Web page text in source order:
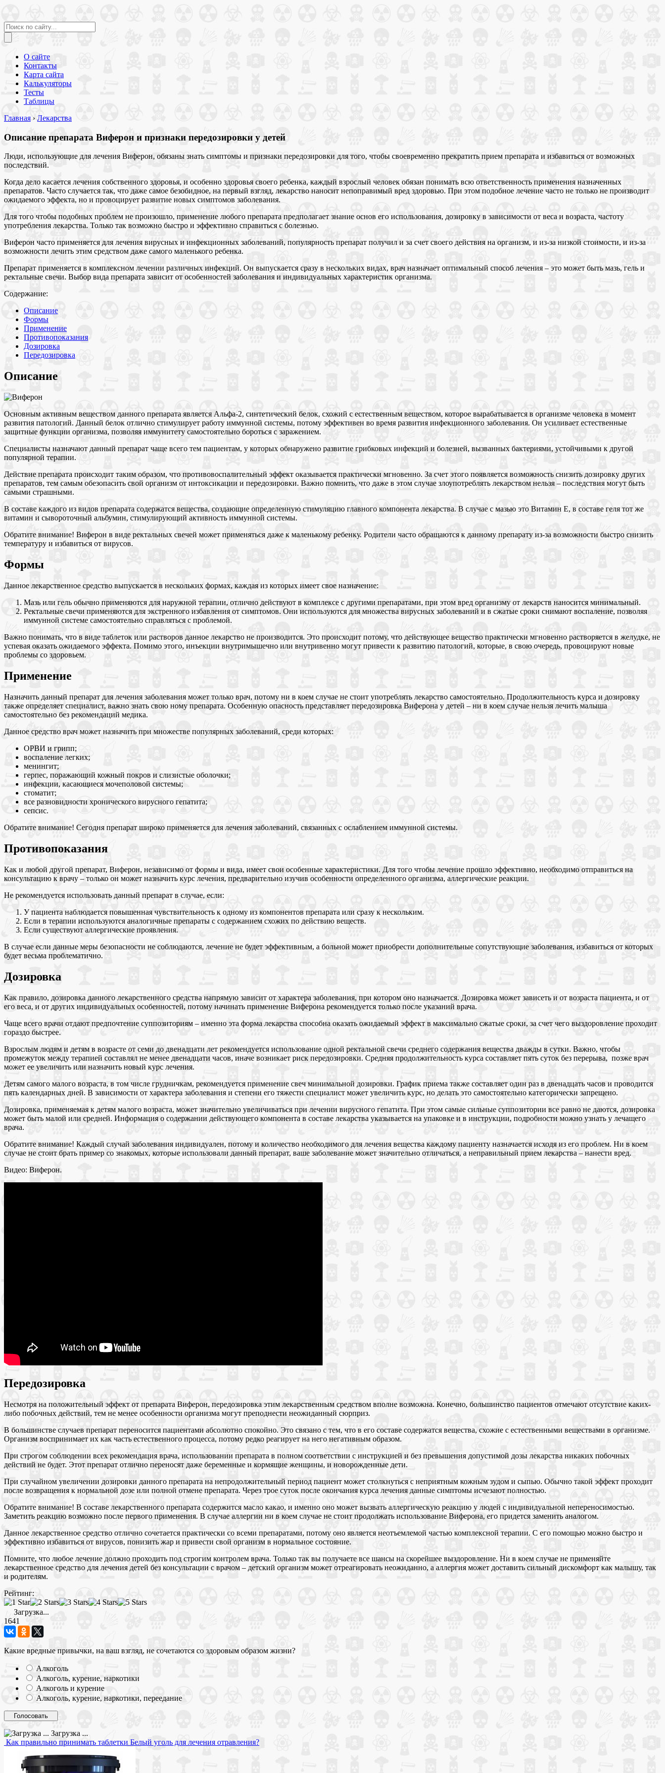
О сайте
Контакты
Карта сайта
Калькуляторы
Тесты
Таблицы
Главная › Лекарства
Описание препарата Виферон и признаки передозировки у детей
Люди, использующие для лечения Виферон, обязаны знать симптомы и признаки передозировки для того, чтобы своевременно прекратить прием препарата и избавиться от возможных
последствий.
Когда дело касается лечения собственного здоровья, и особенно здоровья своего ребенка, каждый взрослый человек обязан понимать всю ответственность применения назначенных
препаратов. Часто случается так, что даже самое безобидное, на первый взгляд, лекарство наносит непоправимый вред здоровью. При этом подобное лечение часто не только не производит
ожидаемого эффекта, но и провоцирует развитие новых симптомов заболевания.
Для того чтобы подобных проблем не произошло, применение любого препарата предполагает знание основ его использования, дозировку в зависимости от веса и возраста, частоту
употребления лекарства. Только так возможно быстро и эффективно справиться с болезнью.
Виферон часто применяется для лечения вирусных и инфекционных заболеваний, популярность препарат получил и за счет своего действия на организм, и из-за низкой стоимости, и из-за
возможности лечить этим средством даже самого маленького ребенка.
Препарат применяется в комплексном лечении различных инфекций. Он выпускается сразу в нескольких видах, врач назначает оптимальный способ лечения – это может быть мазь, гель и
ректальные свечи. Выбор вида препарата зависит от особенностей заболевания и индивидуальных характеристик организма.
Содержание:
Описание
Формы
Применение
Противопоказания
Дозировка
Передозировка
Описание
Основным активным веществом данного препарата является Альфа-2, синтетический белок, схожий с естественным веществом, которое вырабатывается в организме человека в момент
развития патологий. Данный белок отлично стимулирует работу иммунной системы, потому эффективен во время развития инфекционного заболевания. Он усиливает естественные
защитные функции организма, позволяя иммунитету самостоятельно бороться с заражением.
Специалисты назначают данный препарат чаще всего тем пациентам, у которых обнаружено развитие грибковых инфекций и болезней, вызванных бактериями, устойчивыми к другой
популярной терапии.
Действие препарата происходит таким образом, что противовоспалительный эффект оказывается практически мгновенно. За счет этого появляется возможность снизить дозировку других
препаратов, тем самым обезопасить свой организм от интоксикации и передозировки. Важно помнить, что даже в этом случае злоупотреблять лекарством нельзя – последствия могут быть
самыми страшными.
В составе каждого из видов препарата содержатся вещества, создающие определенную стимуляцию главного компонента лекарства. В случае с мазью это Витамин Е, в составе геля тот же
витамин и сывороточный альбумин, стимулирующий активность иммунной системы.
Обратите внимание! Виферон в виде ректальных свечей может применяться даже к маленькому ребенку. Родители часто обращаются к данному препарату из-за возможности быстро снизить
температуру и избавиться от вирусов.
Формы
Данное лекарственное средство выпускается в нескольких формах, каждая из которых имеет свое назначение:
Мазь или гель обычно применяются для наружной терапии, отлично действуют в комплексе с другими препаратами, при этом вред организму от лекарств наносится минимальный.
Ректальные свечи применяются для экстренного избавления от симптомов. Они используются для множества вирусных заболеваний и в сжатые сроки снимают воспаление, позволяя
иммунной системе самостоятельно справляться с проблемой.
Важно понимать, что в виде таблеток или растворов данное лекарство не производится. Это происходит потому, что действующее вещество практически мгновенно растворяется в желудке, не
успевая оказать ожидаемого эффекта. Помимо этого, инъекции внутримышечно или внутривенно могут привести к развитию патологий, которые, в свою очередь, провоцируют новые
проблемы со здоровьем.
Применение
Назначить данный препарат для лечения заболевания может только врач, потому ни в коем случае не стоит употреблять лекарство самостоятельно. Продолжительность курса и дозировку
также определяет специалист, важно знать свою ному препарата. Особенную опасность представляет передозировка Виферона у детей – ни в коем случае нельзя лечить малыша
самостоятельно без рекомендаций медика.
Данное средство врач может назначить при множестве популярных заболеваний, среди которых:
ОРВИ и грипп;
воспаление легких;
менингит;
герпес, поражающий кожный покров и слизистые оболочки;
инфекции, касающиеся мочеполовой системы;
стоматит;
все разновидности хронического вирусного гепатита;
сепсис.
Обратите внимание! Сегодня препарат широко применяется для лечения заболеваний, связанных с ослаблением иммунной системы.
Противопоказания
Как и любой другой препарат, Виферон, независимо от формы и вида, имеет свои особенные характеристики. Для того чтобы лечение прошло эффективно, необходимо отправиться на
консультацию к врачу – только он может назначить курс лечения, предварительно изучив особенности определенного организма, аллергические реакции.
Не рекомендуется использовать данный препарат в случае, если:
У пациента наблюдается повышенная чувствительность к одному из компонентов препарата или сразу к нескольким.
Если в терапии используются аналогичные препараты с содержанием схожих по действию веществ.
Если существуют аллергические проявления.
В случае если данные меры безопасности не соблюдаются, лечение не будет эффективным, а больной может приобрести дополнительные сопутствующие заболевания, избавиться от которых
будет весьма проблематично.
Дозировка
Как правило, дозировка данного лекарственного средства напрямую зависит от характера заболевания, при котором оно назначается. Дозировка может зависеть и от возраста пациента, и от
его веса, и от других индивидуальных особенностей, потому начинать применение Виферона рекомендуется только после указаний врача.
Чаще всего врачи отдают предпочтение суппозиториям – именно эта форма лекарства способна оказать ожидаемый эффект в максимально сжатые сроки, за счет чего выздоровление проходит
гораздо быстрее.
Взрослым людям и детям в возрасте от семи до двенадцати лет рекомендуется использование одной ректальной свечи среднего содержания вещества дважды в сутки. Важно, чтобы
промежуток между терапией составлял не менее двенадцати часов, иначе возникает риск передозировки. Средняя продолжительность курса составляет пять суток без перерыва, позже врач
может ее увеличить или назначить новый курс лечения.
Детям самого малого возраста, в том числе грудничкам, рекомендуется применение свеч минимальной дозировки. График приема также составляет один раз в двенадцать часов и проводится
пять календарных дней. В зависимости от характера заболевания и степени его тяжести специалист может увеличить курс, но делать это самостоятельно категорически запрещено.
Дозировка, применяемая к детям малого возраста, может значительно увеличиваться при лечении вирусного гепатита. При этом самые сильные суппозитории все равно не даются, дозировка
может быть малой или средней. Информация о содержании действующего компонента в составе лекарства указывается на упаковке и в инструкции, подробности можно узнать у лечащего
врача.
Обратите внимание! Каждый случай заболевания индивидуален, потому и количество необходимого для лечения вещества каждому пациенту назначается исходя из его проблем. Ни в коем
случае не стоит брать пример со знакомых, которые использовали данный препарат, ваше заболевание может значительно отличаться, а неправильный прием лекарства – нанести вред.
Видео: Виферон.
Передозировка
Несмотря на положительный эффект от препарата Виферон, передозировка этим лекарственным средством вполне возможна. Конечно, большинство пациентов отмечают отсутствие каких-
либо побочных действий, тем не менее особенности организма могут преподнести неожиданный сюрприз.
В большинстве случаев препарат переносится пациентами абсолютно спокойно. Это связано с тем, что в его составе содержатся вещества, схожие с естественными веществами в организме.
Организм воспринимает их как часть естественного процесса, потому редко реагирует на него негативным образом.
При строгом соблюдении всех рекомендация врача, использовании препарата в полном соответствии с инструкцией и без превышения допустимой дозы лекарства никаких побочных
действий не будет. Этот препарат отлично переносят даже беременные и кормящие женщины, и новорожденные дети.
При случайном увеличении дозировки данного препарата на непродолжительный период пациент может столкнуться с неприятным кожным зудом и сыпью. Обычно такой эффект проходит
после возвращения к нормальной дозе или полной отмене препарата. Через трое суток после окончания курса лечения данные симптомы исчезают полностью.
Обратите внимание! В составе лекарственного препарата содержится масло какао, и именно оно может вызвать аллергическую реакцию у людей с индивидуальной непереносимостью.
Заметить реакцию возможно после первого применения. В случае аллергии ни в коем случае не стоит продолжать использование Виферона, его придется заменить аналогом.
Данное лекарственное средство отлично сочетается практически со всеми препаратами, потому оно является неотъемлемой частью комплексной терапии. С его помощью можно быстро и
эффективно избавиться от вирусов, понизить жар и привести свой организм в нормальное состояние.
Помните, что любое лечение должно проходить под строгим контролем врача. Только так вы получаете все шансы на скорейшее выздоровление. Ни в коем случае не применяйте
лекарственное средство для лечения детей без консультации с врачом – детский организм может отреагировать неожиданно, а аллергия может доставить сильный дискомфорт как малышу, так
и родителям.
Рейтинг:
Загрузка...
1641
Какие вредные привычки, на ваш взгляд, не сочетаются со здоровым образом жизни?
Алкоголь
Алкоголь, курение, наркотики
Алкоголь и курение
Алкоголь, курение, наркотики, переедание
Загрузка ...
Как правильно принимать таблетки Белый уголь для лечения отравления?